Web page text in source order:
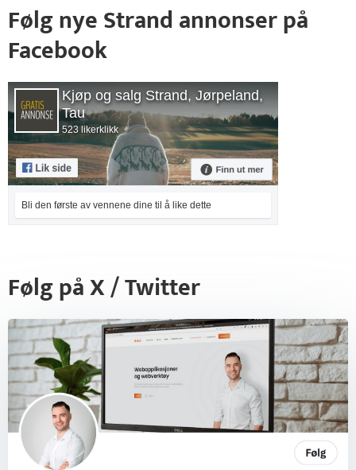
Følg nye Strand annonser på
Facebook
Kjøp og salg Strand, Jørpeland,
Tau
523 likerklikk
Bli den første av vennene dine til å like dette
Følg på X / Twitter